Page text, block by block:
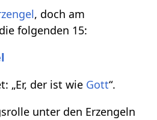
, doch am
folgenden 15:
„Er, der ist wie Gott“.
unter den Erzengeln